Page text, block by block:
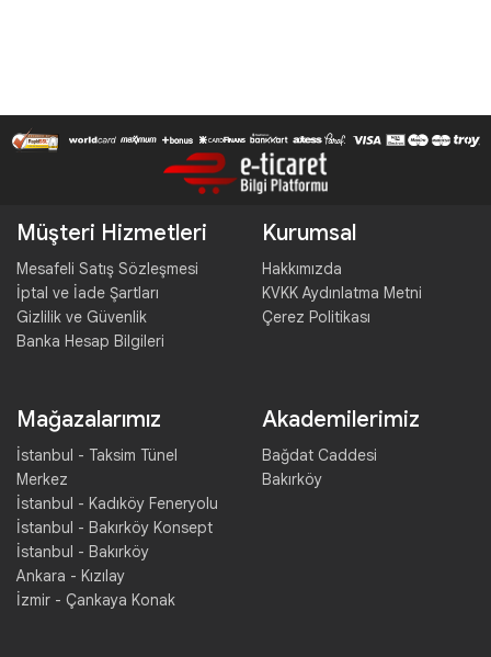
Müşteri Hizmetleri
Mesafeli Satış Sözleşmesi
İptal ve İade Şartları
Gizlilik ve Güvenlik
Banka Hesap Bilgileri
Kurumsal
Hakkımızda
KVKK Aydınlatma Metni
Çerez Politikası
Mağazalarımız
İstanbul - Taksim Tünel
Merkez
İstanbul - Kadıköy Feneryolu
İstanbul - Bakırköy Konsept
İstanbul - Bakırköy
Ankara - Kızılay
İzmir - Çankaya Konak
Akademilerimiz
Bağdat Caddesi
Bakırköy